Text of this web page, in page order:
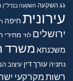
גגהשקעה השקעה בנדל"ן
עירונית חיפה
ירושלים לוד מחירי
משכנתא משרד
נתניה עורך דין עיצוב
רשות מקרקעי